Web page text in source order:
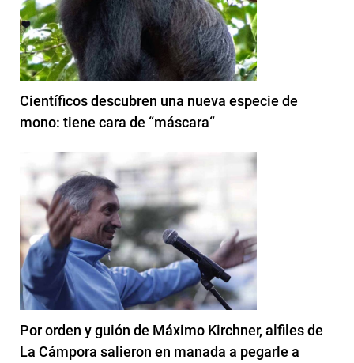
Científicos descubren una nueva especie de
mono: tiene cara de “máscara“
Por orden y guión de Máximo Kirchner, alfiles de
La Cámpora salieron en manada a pegarle a